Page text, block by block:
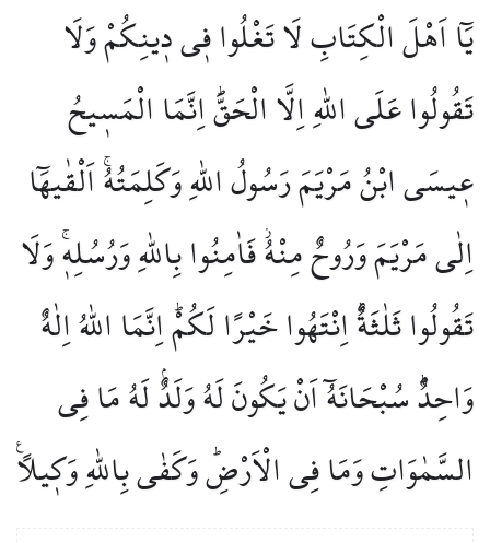
يَٓا اَهْلَ الْكِتَابِ لَا تَغْلُوا ف۪ي د۪ينِكُمْ وَلَا
تَقُولُوا عَلَى اللّٰهِ اِلَّا الْحَقَّۜ اِنَّمَا الْمَس۪يحُ
ع۪يسَى ابْنُ مَرْيَمَ رَسُولُ اللّٰهِ وَكَلِمَتُهُۚ اَلْقٰيهَٓا
اِلٰى مَرْيَمَ وَرُوحٌ مِنْهُۘ فَاٰمِنُوا بِاللّٰهِ وَرُسُلِه۪ۚ وَلَا
تَقُولُوا ثَلٰثَةٌۜ اِنْتَهُوا خَيْرًا لَكُمْۜ اِنَّمَا اللّٰهُ اِلٰهٌ
وَاحِدٌۜ سُبْحَانَهُٓ اَنْ يَكُونَ لَهُ وَلَدٌۢ لَهُ مَا فِي
السَّمٰوَاتِ وَمَا فِي الْاَرْضِۜ وَكَفٰى بِاللّٰهِ وَك۪يلًا۟